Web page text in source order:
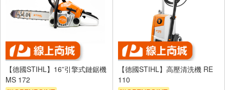
【德國STIHL】16”引擎式鏈鋸機
MS 172
【德國STIHL】高壓清洗機 RE
110